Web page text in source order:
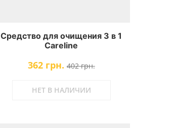
Средство для очищения 3 в 1
Careline
362 грн. 402 грн.
НЕТ В НАЛИЧИИ